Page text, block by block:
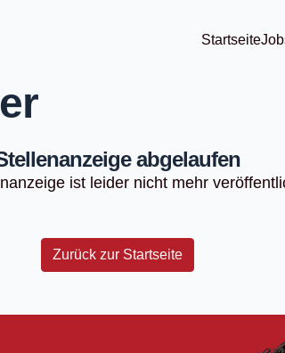
Startseite
abgelaufen
ist leider nicht mehr
Zurück zur Startseite